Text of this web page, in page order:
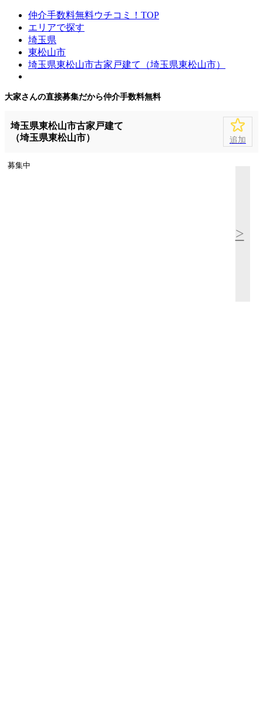
仲介手数料無料ウチコミ！TOP
エリアで探す
埼玉県
東松山市
埼玉県東松山市古家戸建て（埼玉県東松山市）
大家さんの直接募集だから仲介手数料無料
埼玉県東松山市古家戸建て
（埼玉県東松山市）
追加
募集中
>